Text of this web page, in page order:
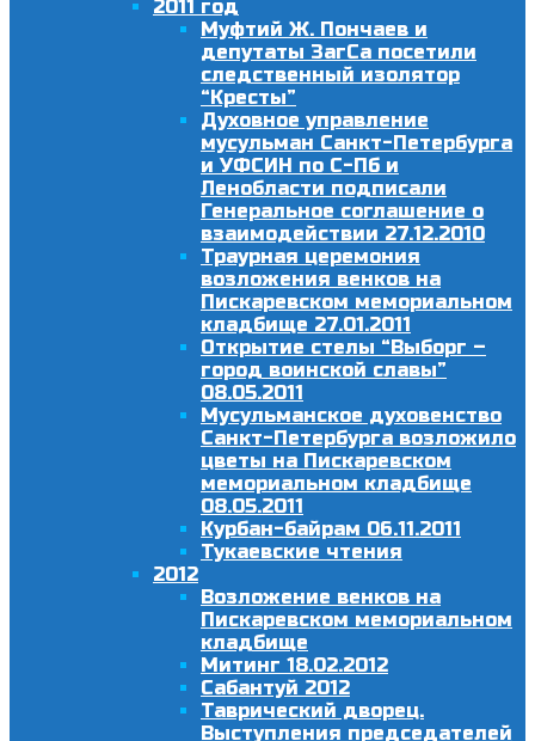
2011 год
Муфтий Ж. Пончаев и
депутаты ЗагСа посетили
следственный изолятор
“Кресты”
Духовное управление
мусульман Санкт-Петербурга
и УФСИН по С-Пб и
Ленобласти подписали
Генеральное соглашение о
взаимодействии 27.12.2010
Траурная церемония
возложения венков на
Пискаревском мемориальном
кладбище 27.01.2011
Открытие стелы “Выборг –
город воинской славы”
08.05.2011
Мусульманское духовенство
Санкт-Петербурга возложило
цветы на Пискаревском
мемориальном кладбище
08.05.2011
Курбан-байрам 06.11.2011
Тукаевские чтения
2012
Возложение венков на
Пискаревском мемориальном
кладбище
Митинг 18.02.2012
Сабантуй 2012
Таврический дворец.
Выступления председателей